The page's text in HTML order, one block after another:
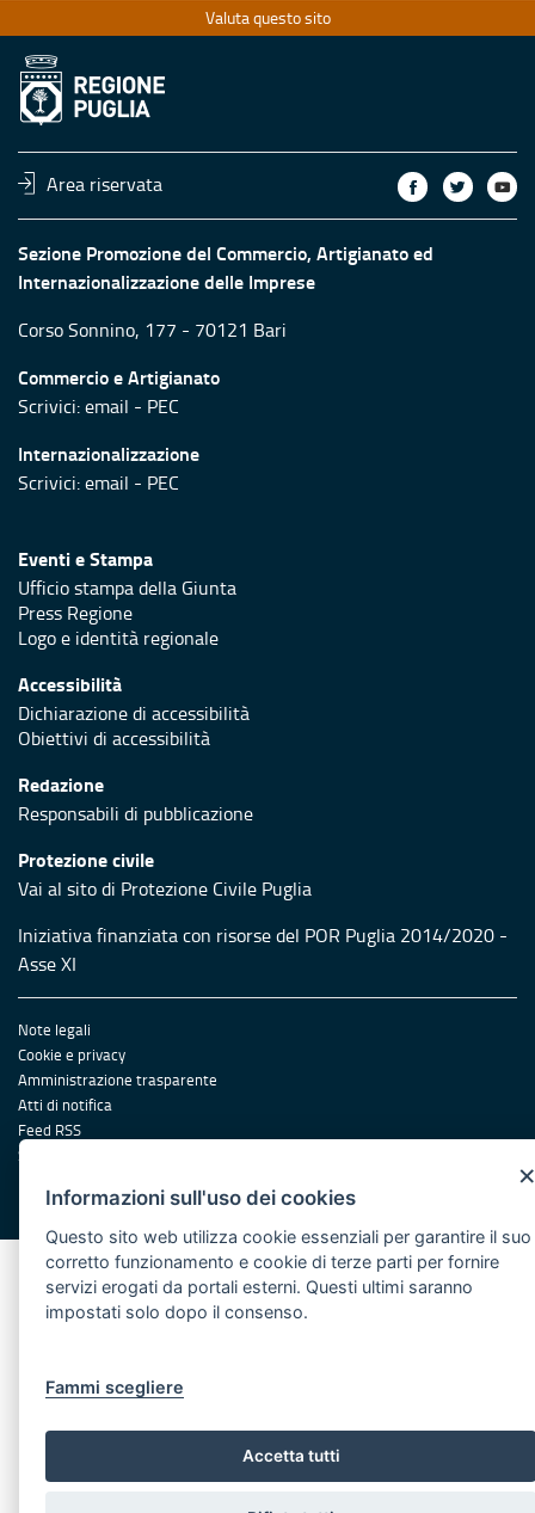
Valuta questo sito
Area riservata
Sezione Promozione del Commercio, Artigianato ed
Internazionalizzazione delle Imprese
Corso Sonnino, 177 - 70121 Bari
Commercio e Artigianato
Scrivici:email - PEC
Internazionalizzazione
Scrivici:email - PEC
Eventi e Stampa
Ufficio stampa della Giunta
Press Regione
Logo e identità regionale
Accessibilità
Dichiarazione di accessibilità
Obiettivi di accessibilità
Redazione
Responsabili di pubblicazione
Protezione civile
Vai al sito di Protezione Civile Puglia
Iniziativa finanziata con risorse del POR Puglia 2014/2020 -
Asse XI
Note legali
Cookie e privacy
Amministrazione trasparente
Atti di notifica
Feed RSS
Servizi Intranet
© Regione Puglia
×
Informazioni sull'uso dei cookies
Questo sito web utilizza cookie essenziali per garantire il suo
corretto funzionamento e cookie di terze parti per fornire
servizi erogati da portali esterni. Questi ultimi saranno
impostati solo dopo il consenso.
Fammi scegliere
Accetta tutti